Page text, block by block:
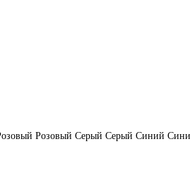
Розовый Серый Серый Синий